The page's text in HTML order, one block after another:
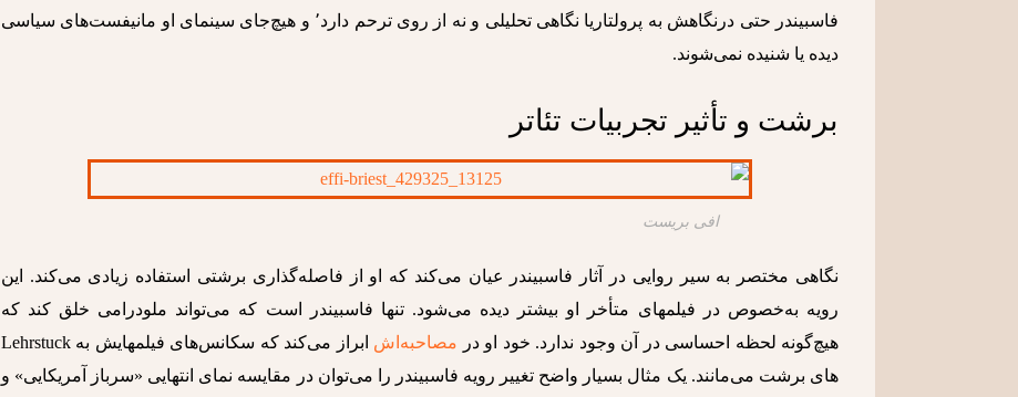
فاسبیندر حتی درنگاهش به پرولتاریا نگاهی تحلیلی و نه از روی ترحم دارد٬ و هیچ‌جای سینمای او مانیفست‌های سیاسی
دیده یا شنیده نمی‌شوند.
برشت و تأثیر تجربیات تئاتر
افی بریست
نگاهی مختصر به سیر روایی در آثار فاسبیندر عیان می‌کند که او از فاصله‌گذاری برشتی استفاده زیادی می‌کند. این
رویه به‌خصوص در فیلمهای متأخر او بیشتر دیده می‌شود. تنها فاسبیندر است که می‌تواند ملودرامی خلق کند که
هیچ‌گونه لحظه احساسی در آن وجود ندارد. خود او در مصاحبه‌اش
ابراز می‌کند که سکانس‌های فیلمهایش به Lehrstuck
های برشت می‌مانند. یک مثال بسیار واضح تغییر رویه فاسبیندر را می‌توان در مقایسه نمای انتهایی «سرباز آمریکایی» و